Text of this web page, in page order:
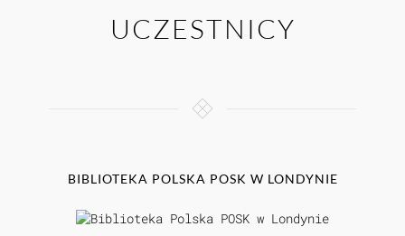
UCZESTNICY
BIBLIOTEKA POLSKA POSK W LONDYNIE